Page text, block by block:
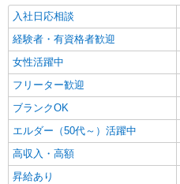
入社日応相談
経験者・有資格者歓迎
女性活躍中
フリーター歓迎
ブランクOK
エルダー（50代～）活躍中
高収入・高額
昇給あり